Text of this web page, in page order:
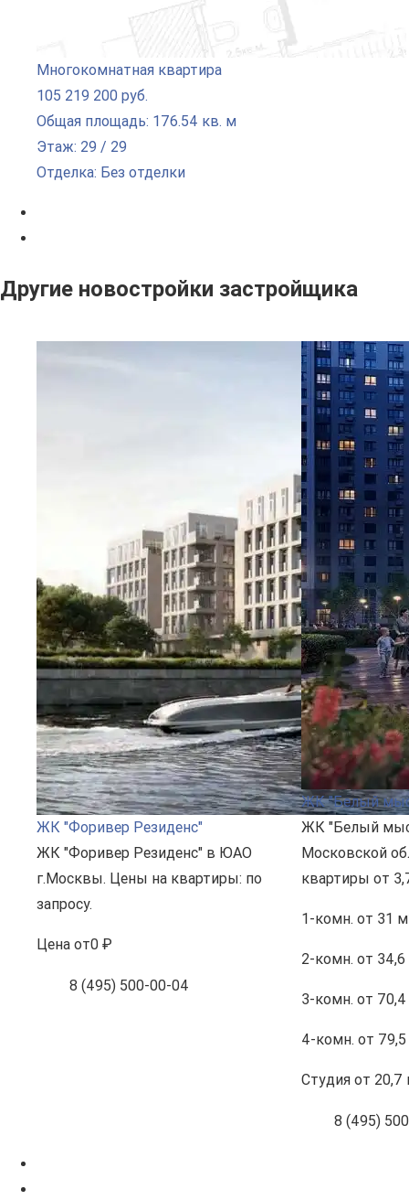
Многокомнатная квартира
105 219 200 руб.
Общая площадь: 176.54 кв. м
Этаж: 29 / 29
Отделка: Без отделки
Другие новостройки застройщика
ЖК "Форивер Резиденс"
ЖК "Форивер Резиденс" в ЮАО
г.Москвы. Цены на квартиры: по
запросу.
Цена от0 ₽
8 (495) 500-00-04
ЖК "Белый
ЖК "Белый
Московской
квартиры от
1-комн. от 31
2-комн. от 34,6
3-комн. от
4-комн. от
Студия от 20,7
8 (495)